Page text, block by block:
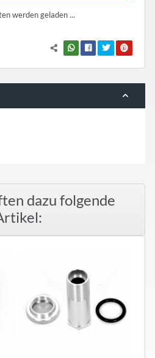
werden geladen ...
dazu folgende